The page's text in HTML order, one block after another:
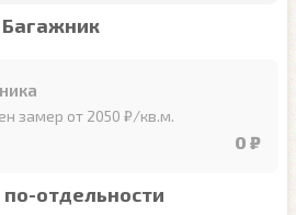
Багажник
замер от 2050 ₽/кв.м.
0 ₽
отдельности